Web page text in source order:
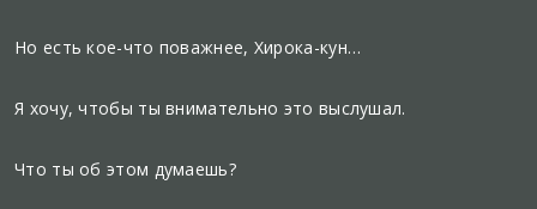
Но есть кое-что поважнее, Хирока-кун…
Я хочу, чтобы ты внимательно это выслушал.
Что ты об этом думаешь?